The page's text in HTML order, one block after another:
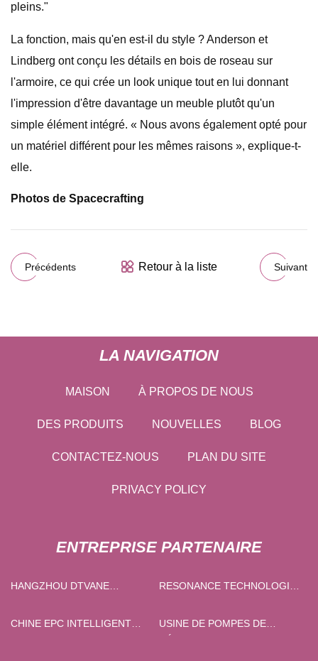
pleins."
La fonction, mais qu'en est-il du style ? Anderson et
Lindberg ont conçu les détails en bois de roseau sur
l'armoire, ce qui crée un look unique tout en lui donnant
l'impression d'être davantage un meuble plutôt qu'un
simple élément intégré. « Nous avons également opté pour
un matériel différent pour les mêmes raisons », explique-t-
elle.
Photos de Spacecrafting
Précédents Retour à la liste Suivant
LA NAVIGATION
MAISON À PROPOS DE NOUS
DES PRODUITS NOUVELLES BLOG
CONTACTEZ-NOUS PLAN DU SITE
PRIVACY POLICY
ENTREPRISE PARTENAIRE
HANGZHOU DTVANE
RESONANCE TECHNOLOGIE
CHINE EPC INTELLIGENT
USINE DE POMPES DE